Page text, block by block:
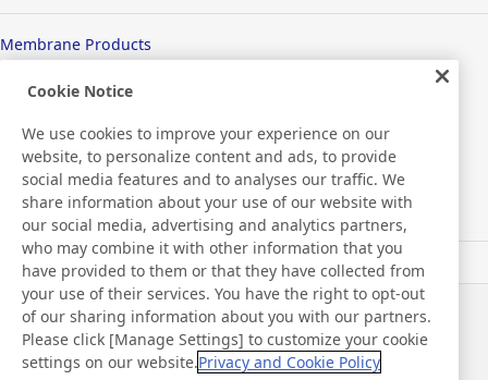
Membrane Products
Medical Products
Hygiene
New Products/Technologies
Flex Sensing
Noticias
Contacto
Preguntas frecuentes
Cookie Notice
We use cookies to improve your experience on our
website, to personalize content and ads, to provide
social media features and to analyses our traffic. We
share information about your use of our website with
our social media, advertising and analytics partners,
who may combine it with other information that you
have provided to them or that they have collected from
your use of their services. You have the right to opt-out
of our sharing information about you with our partners.
Please click [Manage Settings] to customize your cookie
settings on our website.Privacy and Cookie Policy